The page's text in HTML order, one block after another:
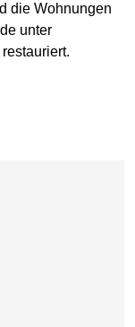
die Wohnungen
unter